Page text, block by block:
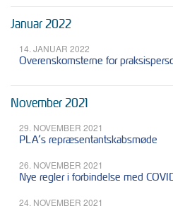
Januar 2022
14. JANUAR 2022
Overenskomsterne for
November 2021
29. NOVEMBER 2021
PLA’s repræsentantskabsmøde
26. NOVEMBER 2021
Nye regler i forbindelse med
24. NOVEMBER 2021